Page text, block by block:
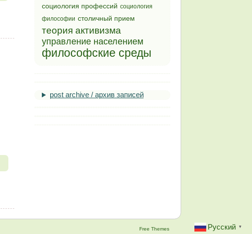
социология профессий социология
философии столичный прием
теория активизма
управление населением
философские среды
post archive / архив записей
Free Themes Русский ▼